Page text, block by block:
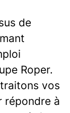
de
Roper.
vos
répondre à